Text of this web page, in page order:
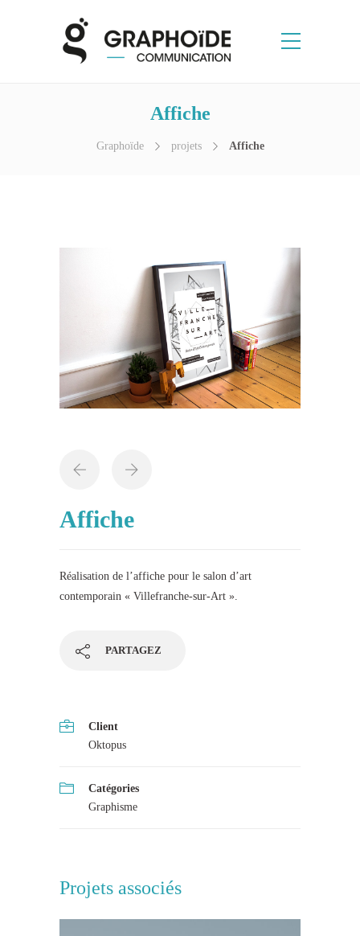
Affiche
Graphoïde projets Affiche
Affiche
Réalisation de l’affiche pour le salon d’art
contemporain « Villefranche-sur-Art ».
PARTAGEZ
Client
Oktopus
Catégories
Graphisme
Projets associés